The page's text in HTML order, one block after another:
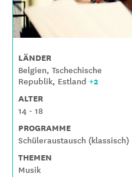
LÄNDER
Belgien, Tschechische
Republik, Estland +2
ALTER
14 - 18
PROGRAMME
Schüleraustausch (klassisch)
THEMEN
Musik